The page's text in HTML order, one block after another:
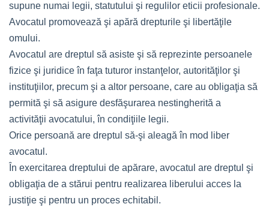
supune numai legii, statutului şi regulilor eticii profesionale.
Avocatul promovează şi apără drepturile şi libertăţile
omului.
Avocatul are dreptul să asiste şi să reprezinte persoanele
fizice şi juridice în faţa tuturor instanţelor, autorităţilor şi
instituţiilor, precum şi a altor persoane, care au obligaţia să
permită şi să asigure desfăşurarea nestingherită a
activităţii avocatului, în condiţiile legii.
Orice persoană are dreptul să-şi aleagă în mod liber
avocatul.
În exercitarea dreptului de apărare, avocatul are dreptul şi
obligaţia de a stărui pentru realizarea liberului acces la
justiţie şi pentru un proces echitabil.